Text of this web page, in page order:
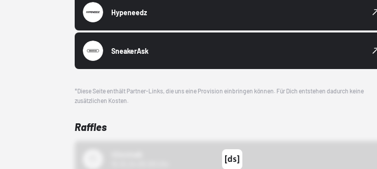
Hypeneedz
SneakerAsk
*Diese Seite enthält Partner-Links, die uns eine Provision einbringen können. Für Dich entstehen dadurch keine
zusätzlichen Kosten.
Raffles